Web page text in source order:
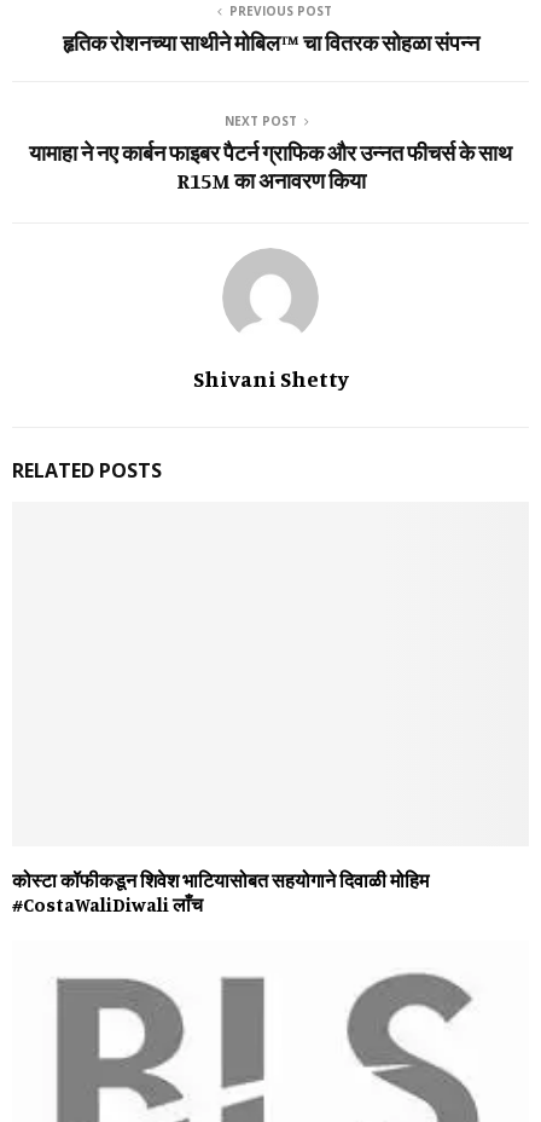
PREVIOUS POST
हृतिक रोशनच्या साथीने मोबिल™ चा वितरक सोहळा संपन्न
NEXT POST
यामाहा ने नए कार्बन फाइबर पैटर्न ग्राफिक और उन्नत फीचर्स के साथ
R15M का अनावरण किया
Shivani Shetty
RELATED POSTS
कोस्‍टा कॉफीकडून शिवेश भाटियासोबत सहयोगाने दिवाळी मोहिम
#CostaWaliDiwali लाँच